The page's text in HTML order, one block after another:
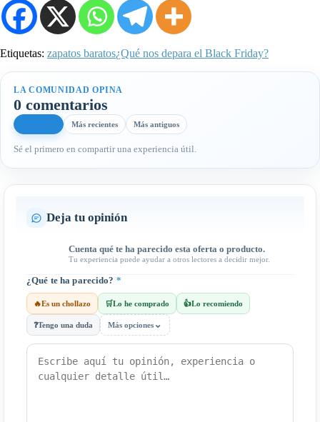
Etiquetas: zapatos baratos¿Qué nos depara el Black Friday?
LA COMUNIDAD OPINA
0 comentarios
Más recientes Más antiguos
Sé el primero en compartir una experiencia útil.
Deja tu opinión
Cuenta qué te ha parecido esta oferta o producto.
Tu experiencia puede ayudar a otros lectores a decidir mejor.
¿Qué te ha parecido? *
🔥Es un chollazo 🛒Lo he comprado 👍Lo recomiendo
❓Tengo una duda Más opciones ⌄